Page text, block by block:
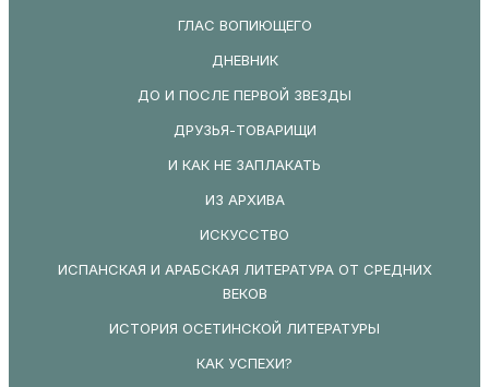
ГЛАС ВОПИЮЩЕГО
ДНЕВНИК
ДО И ПОСЛЕ ПЕРВОЙ ЗВЕЗДЫ
ДРУЗЬЯ-ТОВАРИЩИ
И КАК НЕ ЗАПЛАКАТЬ
ИЗ АРХИВА
ИСКУССТВО
ИСПАНСКАЯ И АРАБСКАЯ ЛИТЕРАТУРА ОТ СРЕДНИХ
ВЕКОВ
ИСТОРИЯ ОСЕТИНСКОЙ ЛИТЕРАТУРЫ
КАК УСПЕХИ?